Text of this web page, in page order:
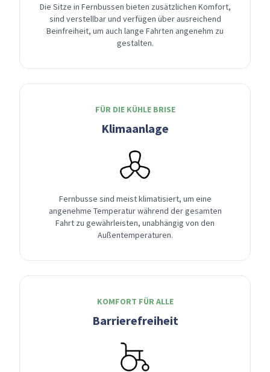
Die Sitze in Fernbussen bieten zusätzlichen Komfort,
sind verstellbar und verfügen über ausreichend
Beinfreiheit, um auch lange Fahrten angenehm zu
gestalten.
FÜR DIE KÜHLE BRISE
Klimaanlage
Fernbusse sind meist klimatisiert, um eine
angenehme Temperatur während der gesamten
Fahrt zu gewährleisten, unabhängig von den
Außentemperaturen.
KOMFORT FÜR ALLE
Barrierefreiheit